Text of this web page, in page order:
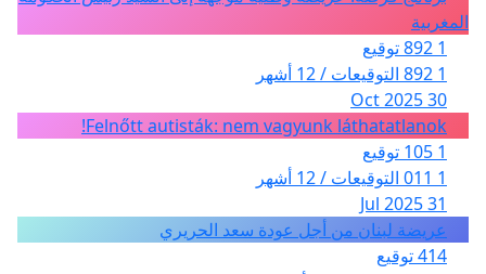
المغربية
1 892 توقيع
1 892 التوقيعات / 12 أشهر
30 Oct 2025
Felnőtt autisták: nem vagyunk láthatatlanok!
1 105 توقيع
1 011 التوقيعات / 12 أشهر
31 Jul 2025
عريضة لبنان من أجل عودة سعد الحريري
414 توقيع